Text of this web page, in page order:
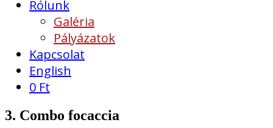
Rólunk
Galéria
Pályázatok
Kapcsolat
English
0 Ft
3. Combo focaccia